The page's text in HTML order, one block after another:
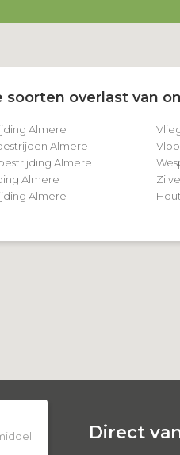
overlast van
Almere
Almere
Almere
Almere
Almere
Direct